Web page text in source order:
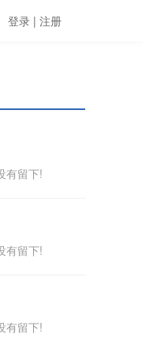
登录 | 注册
有留下!
有留下!
有留下!